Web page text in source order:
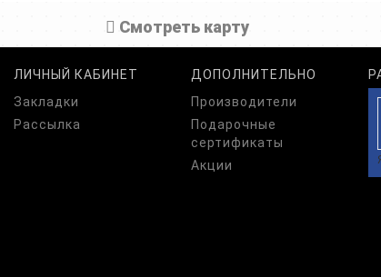
Cмотреть карту
ЛИЧНЫЙ КАБИНЕТ
Закладки
Рассылка
ДОПОЛНИТЕЛЬНО
Производители
Подарочные
сертификаты
Акции